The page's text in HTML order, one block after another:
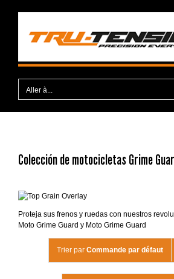
Aller à...
Colección de motocicletas Grime
Proteja sus frenos y ruedas con nuestros
Moto Grime Guard y Moto Grime Guard
Trier par Commande par défaut